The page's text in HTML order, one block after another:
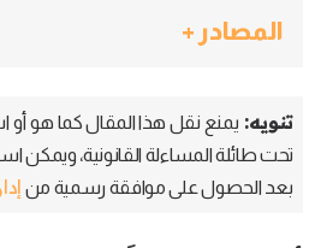
المصادر +
تنويه: يمنع نقل هذا المقال كما هو أو
تحت طائلة المساءلة القانونية، ويمكن
بعد الحصول على موافقة رسمية من